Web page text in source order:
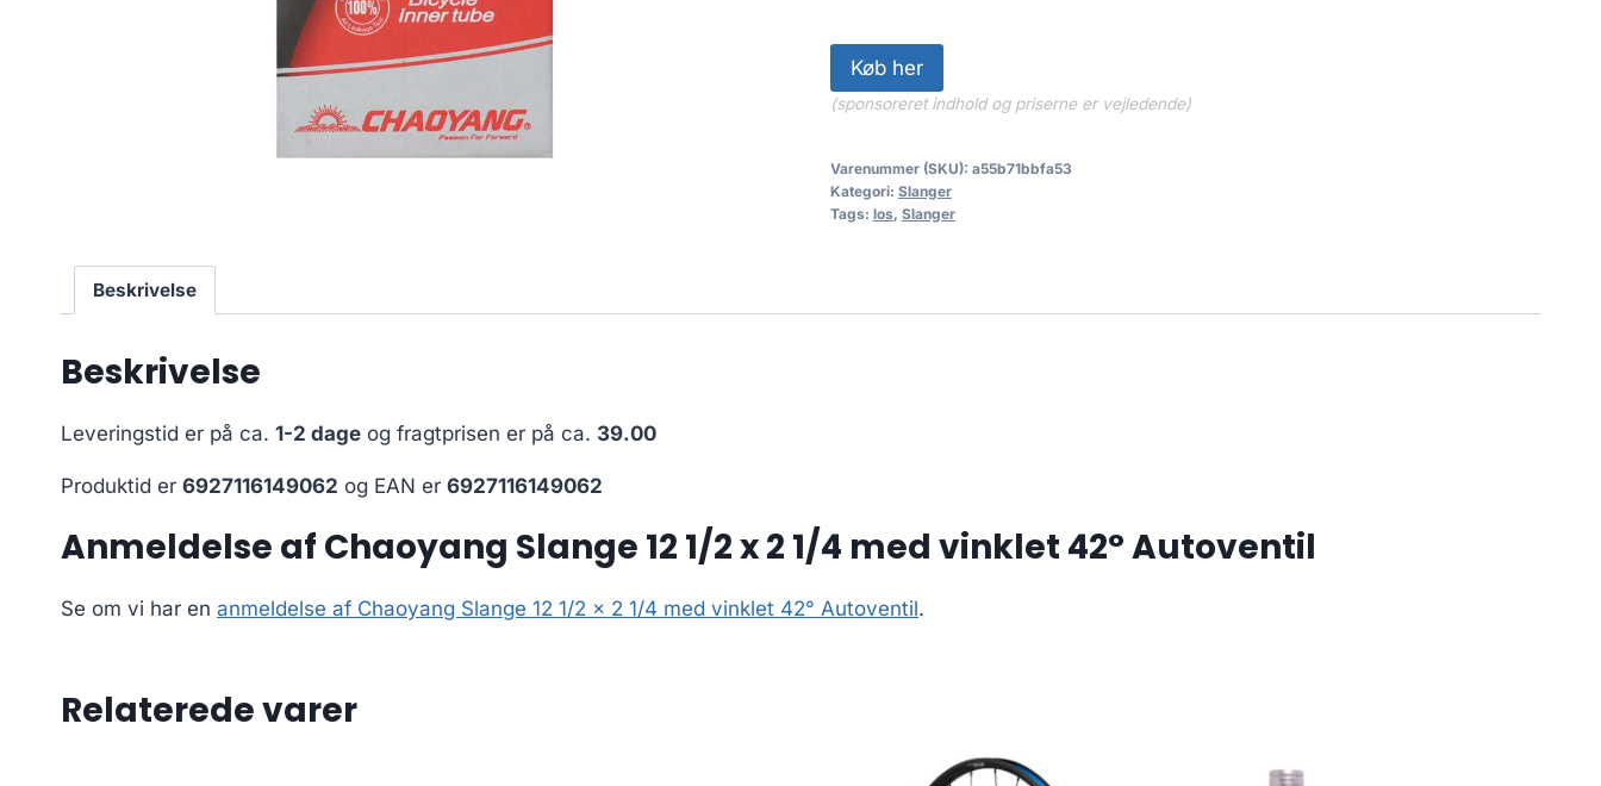
Køb her
(sponsoreret indhold og priserne er vejledende)
Varenummer (SKU): a55b71bbfa53
Kategori: Slanger
Tags: los, Slanger
Beskrivelse
Beskrivelse
Leveringstid er på ca. 1-2 dage og fragtprisen er på ca. 39.00
Produktid er 6927116149062 og EAN er 6927116149062
Anmeldelse af Chaoyang Slange 12 1/2 x 2 1/4 med vinklet 42° Autoventil
Se om vi har en anmeldelse af Chaoyang Slange 12 1/2 x 2 1/4 med vinklet 42° Autoventil.
Relaterede varer